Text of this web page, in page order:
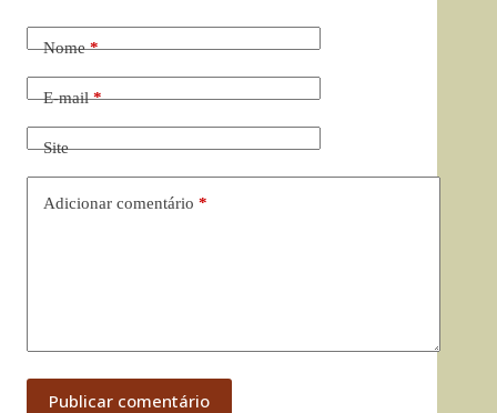
Nome*
E-mail*
Site
Adicionar comentário *
Publicar comentário